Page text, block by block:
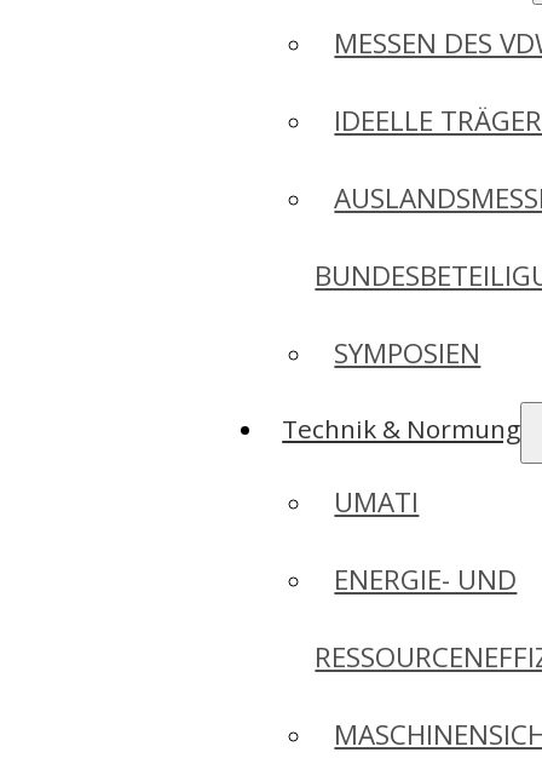
MESSEN DES
IDEELLE
SYMPOSIEN
Technik & Normung
UMATI
ENERGIE- UND